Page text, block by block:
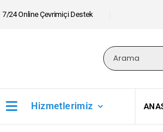
7/24 Online Çevrimiçi Destek
Hizmetlerimiz